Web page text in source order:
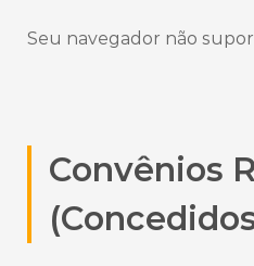
Seu navegador não
Convênios